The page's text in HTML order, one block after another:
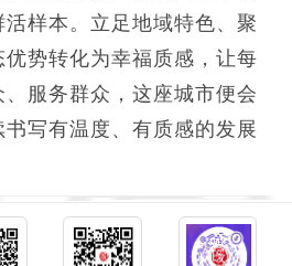
样本。立足地域特色、聚
势转化为幸福质感，让每
服务群众，这座城市便会
写有温度、有质感的发展